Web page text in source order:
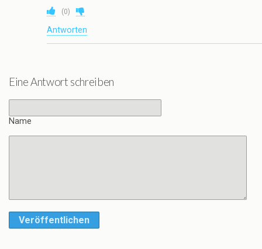
(0)
Antworten
Eine Antwort schreiben
Name
Veröffentlichen